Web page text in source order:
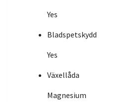
Yes
Bladspetskydd
Yes
Växellåda
Magnesium